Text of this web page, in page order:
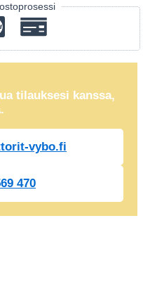
tilauksesi kanssa,
vybo.fi
470